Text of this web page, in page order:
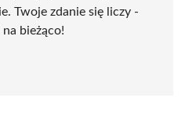
Twoje zdanie się liczy -
bieżąco!